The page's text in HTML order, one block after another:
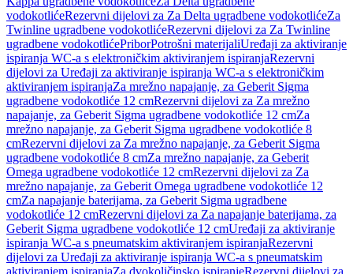
vodokotlićeRezervni dijelovi za Za Delta ugradbene vodokotlićeZa
Twinline ugradbene vodokotlićeRezervni dijelovi za Za Twinline
ugradbene vodokotlićePriborPotrošni materijaliUređaji za aktiviranje
ispiranja WC-a s elektroničkim aktiviranjem ispiranjaRezervni
dijelovi za Uređaji za aktiviranje ispiranja WC-a s elektroničkim
aktiviranjem ispiranjaZa mrežno napajanje, za Geberit Sigma
ugradbene vodokotliće 12 cmRezervni dijelovi za Za mrežno
napajanje, za Geberit Sigma ugradbene vodokotliće 12 cmZa
mrežno napajanje, za Geberit Sigma ugradbene vodokotliće 8
cmRezervni dijelovi za Za mrežno napajanje, za Geberit Sigma
ugradbene vodokotliće 8 cmZa mrežno napajanje, za Geberit
Omega ugradbene vodokotliće 12 cmRezervni dijelovi za Za
mrežno napajanje, za Geberit Omega ugradbene vodokotliće 12
cmZa napajanje baterijama, za Geberit Sigma ugradbene
vodokotliće 12 cmRezervni dijelovi za Za napajanje baterijama, za
Geberit Sigma ugradbene vodokotliće 12 cmUređaji za aktiviranje
ispiranja WC-a s pneumatskim aktiviranjem ispiranjaRezervni
dijelovi za Uređaji za aktiviranje ispiranja WC-a s pneumatskim
aktiviranjem ispiranjaZa dvokoličinsko ispiranjeRezervni dijelovi za